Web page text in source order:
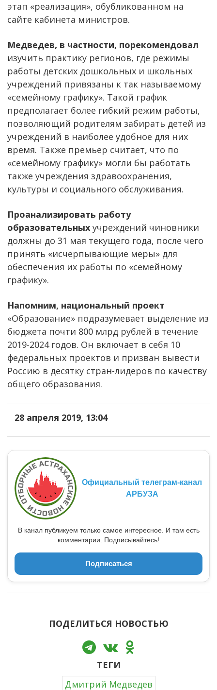
этап «реализация», обубликованном на
сайте кабинета министров.
Медведев, в частности, порекомендовал
изучить практику регионов, где режимы
работы детских дошкольных и школьных
учреждений привязаны к так называемому
«семейному графику». Такой график
предполагает более гибкий режим работы,
позволяющий родителям забирать детей из
учреждений в наиболее удобное для них
время. Также премьер считает, что по
«семейному графику» могли бы работать
также учреждения здравоохранения,
культуры и социального обслуживания.
Проанализировать работу
образовательных учреждений чиновники
должны до 31 мая текущего года, после чего
принять «исчерпывающие меры» для
обеспечения их работы по «семейному
графику».
Напомним, национальный проект
«Образование» подразумевает выделение из
бюджета почти 800 млрд рублей в течение
2019-2024 годов. Он включает в себя 10
федеральных проектов и призван вывести
Россию в десятку стран-лидеров по качеству
общего образования.
28 апреля 2019, 13:04
Официальный телеграм-канал
АРБУЗА
В канал публикуем только самое интересное. И там есть
комментарии. Подписывайтесь!
Подписаться
ПОДЕЛИТЬСЯ НОВОСТЬЮ
ТЕГИ
Дмитрий Медведев